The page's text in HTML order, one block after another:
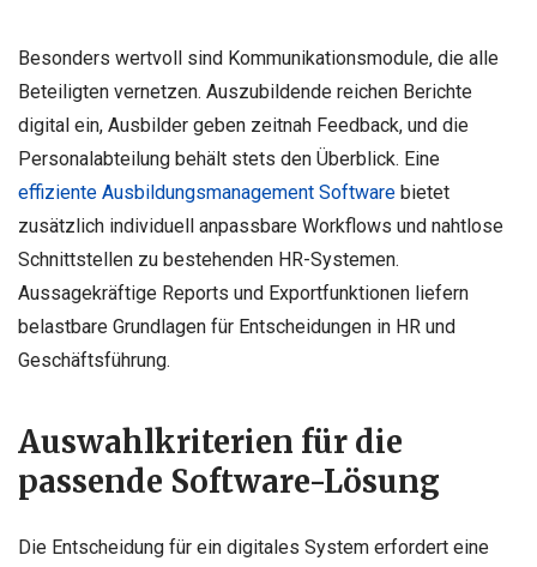
Besonders wertvoll sind Kommunikationsmodule, die alle
Beteiligten vernetzen. Auszubildende reichen Berichte
digital ein, Ausbilder geben zeitnah Feedback, und die
Personalabteilung behält stets den Überblick. Eine
effiziente Ausbildungsmanagement Software bietet
zusätzlich individuell anpassbare Workflows und nahtlose
Schnittstellen zu bestehenden HR-Systemen.
Aussagekräftige Reports und Exportfunktionen liefern
belastbare Grundlagen für Entscheidungen in HR und
Geschäftsführung.
Auswahlkriterien für die
passende Software-Lösung
Die Entscheidung für ein digitales System erfordert eine